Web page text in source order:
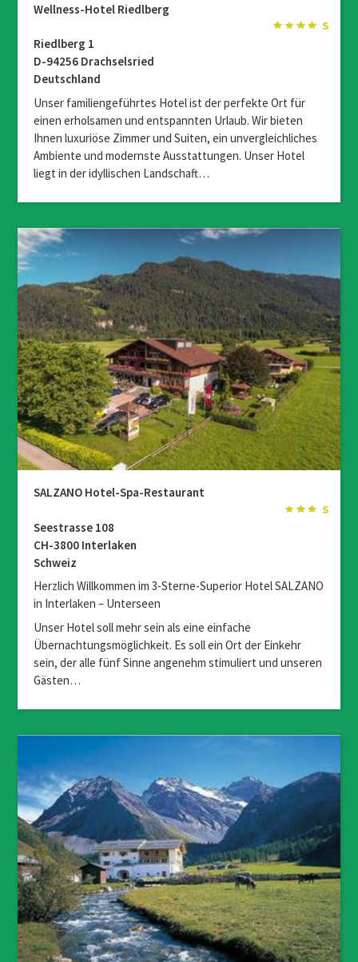
Wellness-Hotel Riedlberg
Riedlberg 1
D-94256 Drachselsried
Deutschland
Unser familiengeführtes Hotel ist der perfekte Ort für
einen erholsamen und entspannten Urlaub. Wir bieten
Ihnen luxuriöse Zimmer und Suiten, ein unvergleichliches
Ambiente und modernste Ausstattungen. Unser Hotel
liegt in der idyllischen Landschaft…
SALZANO Hotel-Spa-Restaurant
Seestrasse 108
CH-3800 Interlaken
Schweiz
Herzlich Willkommen im 3-Sterne-Superior Hotel SALZANO
in Interlaken – Unterseen
Unser Hotel soll mehr sein als eine einfache
Übernachtungsmöglichkeit. Es soll ein Ort der Einkehr
sein, der alle fünf Sinne angenehm stimuliert und unseren
Gästen…